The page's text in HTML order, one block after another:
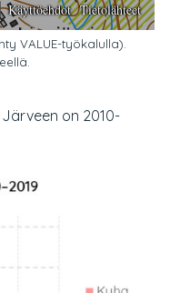
VALUE-työkalulla).
on 2010-